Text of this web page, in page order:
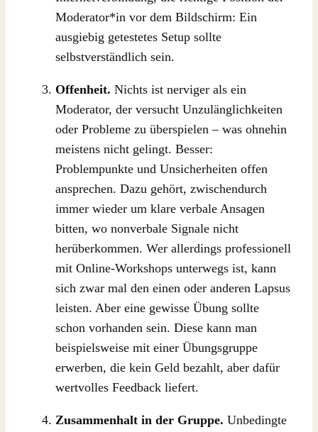
Moderator*in vor dem Bildschirm: Ein
ausgiebig getestetes Setup sollte
selbstverständlich sein.
Offenheit. Nichts ist nerviger als ein
Moderator, der versucht Unzulänglichkeiten
oder Probleme zu überspielen – was ohnehin
meistens nicht gelingt. Besser:
Problempunkte und Unsicherheiten offen
ansprechen. Dazu gehört, zwischendurch
immer wieder um klare verbale Ansagen
bitten, wo nonverbale Signale nicht
herüberkommen. Wer allerdings professionell
mit Online-Workshops unterwegs ist, kann
sich zwar mal den einen oder anderen Lapsus
leisten. Aber eine gewisse Übung sollte
schon vorhanden sein. Diese kann man
beispielsweise mit einer Übungsgruppe
erwerben, die kein Geld bezahlt, aber dafür
wertvolles Feedback liefert.
Zusammenhalt in der Gruppe. Unbedingte